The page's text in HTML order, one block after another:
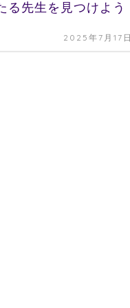
る先生を見つけよう
2025年7月17